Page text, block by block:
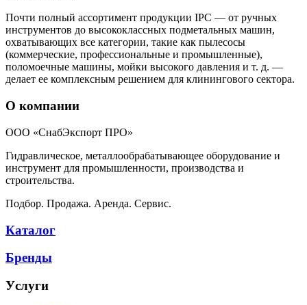
Почти полный ассортимент продукции IPC — от ручных
инструментов до высококлассных подметальных машин,
охватывающих все категории, такие как пылесосы
(коммерческие, профессиональные и промышленные),
поломоечные машины, мойки высокого давления и т. д. —
делает ее комплексным решением для клинингового сектора.
О компании
ООО «СнабЭкспорт ПРО»
Гидравлическое, металлообрабатывающее оборудование и
инструмент для промышленности, производства и
строительства.
Подбор. Продажа. Аренда. Сервис.
Каталог
Бренды
Услуги